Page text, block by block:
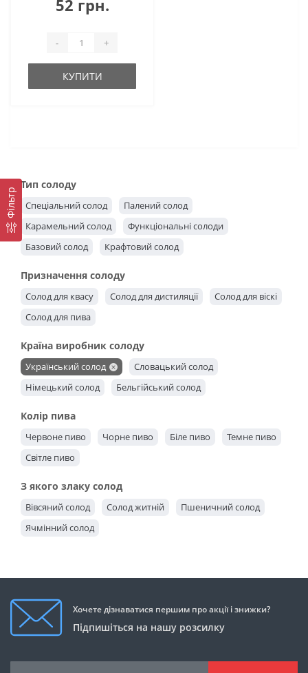
Фільтр
52 грн.
- +
КУПИТИ
Тип солоду
Спеціальний солод
Палений солод
Карамельний солод
Функціональні солоди
Базовий солод
Крафтовий солод
Призначення солоду
Солод для квасу Солод для дистиляції
Солод для віскі
Солод для пива
Країна виробник солоду
Український солод
Словацький солод
Німецький солод
Бельгійський солод
Колір пива
Червоне пиво Чорне пиво Біле пиво
Темне пиво
Світле пиво
З якого злаку солод
Вівсяний солод Солод житній
Пшеничний солод
Ячмінний солод
Хочете дізнаватися першим про акції і знижки?
Підпишіться на нашу розсилку